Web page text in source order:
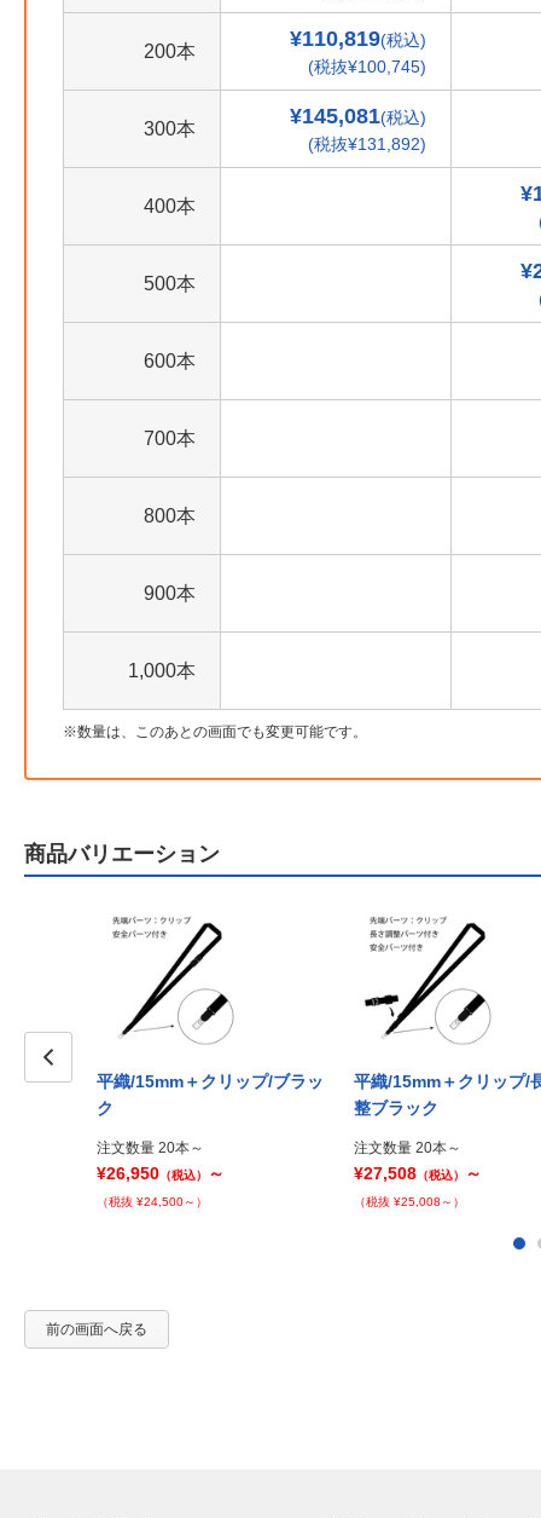
200本
¥110,819(税込)
(税抜¥100,745)
300本
¥145,081(税込)
(税抜¥131,892)
400本
500本
600本
700本
800本
900本
1,000本
数量は、このあとの画面でも変更可能です。
商品バリエーション
平織/15mm＋クリップ/ブラッ
ク
注文数量 20本～
¥26,950 （税込） ～
（税抜 ¥24,500～）
平織/15mm＋クリップ/
整ブラック
注文数量 20本～
¥27,508 （税込） ～
（税抜 ¥25,008～）
前の画面へ戻る